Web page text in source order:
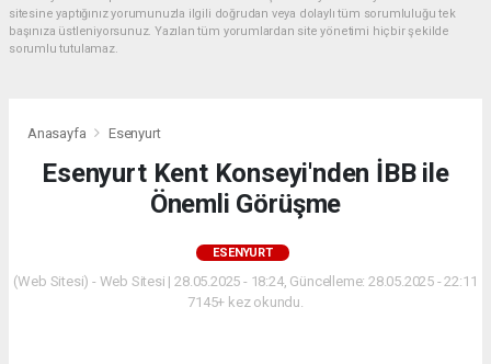
sitesine yaptığınız yorumunuzla ilgili doğrudan veya dolaylı tüm sorumluluğu tek
başınıza üstleniyorsunuz. Yazılan tüm yorumlardan site yönetimi hiçbir şekilde
sorumlu tutulamaz.
Anasayfa Esenyurt
Esenyurt Kent Konseyi'nden İBB ile
Önemli Görüşme
ESENYURT
(Web Sitesi) - Web Sitesi | 28.05.2025 - 18:24, Güncelleme: 28.05.2025 - 22:11
7145+ kez okundu.